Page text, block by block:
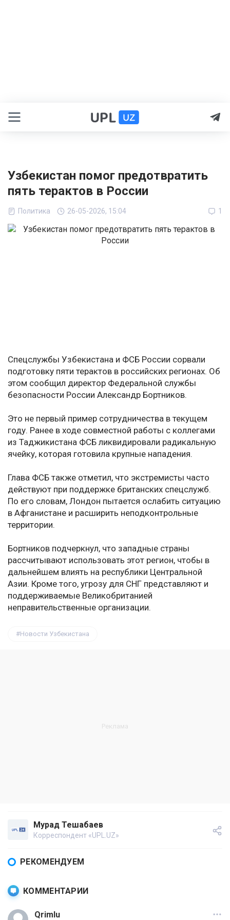
Узбекистан помог предотвратить
пять терактов в России
Политика 26-05-2026, 15:04 1
Спецслужбы Узбекистана и ФСБ России сорвали
подготовку пяти терактов в российских регионах. Об
этом сообщил директор Федеральной службы
безопасности России Александр Бортников.
Это не первый пример сотрудничества в текущем
году. Ранее в ходе совместной работы с коллегами
из Таджикистана ФСБ ликвидировали радикальную
ячейку, которая готовила крупные нападения.
Глава ФСБ также отметил, что экстремисты часто
действуют при поддержке британских спецслужб.
По его словам, Лондон пытается ослабить ситуацию
в Афганистане и расширить неподконтрольные
территории.
Бортников подчеркнул, что западные страны
рассчитывают использовать этот регион, чтобы в
дальнейшем влиять на республики Центральной
Азии. Кроме того, угрозу для СНГ представляют и
поддерживаемые Великобританией
неправительственные организации.
Новости Узбекистана
Мурад Тешабаев
Корреспондент «UPL.UZ»
РЕКОМЕНДУЕМ
КОММЕНТАРИИ
Qrimlu